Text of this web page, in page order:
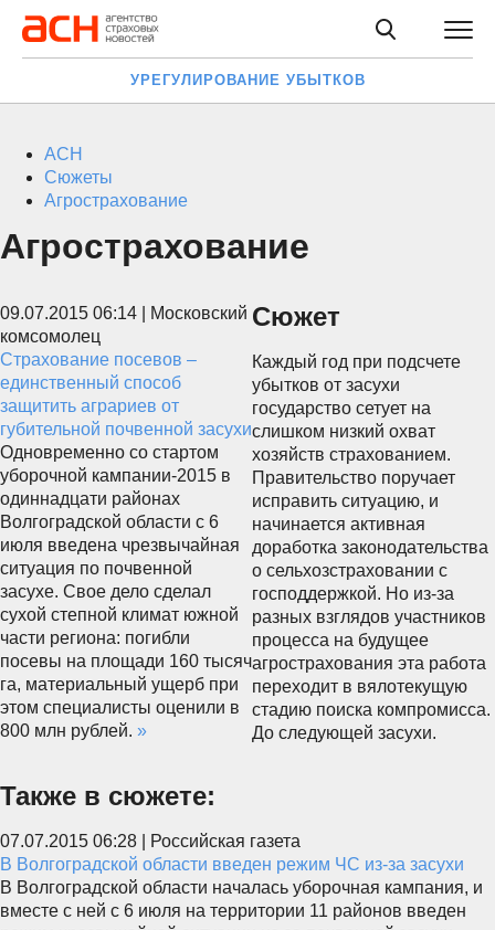
УРЕГУЛИРОВАНИЕ УБЫТКОВ
АСН
Сюжеты
Агрострахование
Агрострахование
Сюжет
Каждый год при подсчете
убытков от засухи
государство сетует на
слишком низкий охват
хозяйств страхованием.
Правительство поручает
исправить ситуацию, и
начинается активная
доработка законодательства
о сельхозстраховании с
господдержкой. Но из-за
разных взглядов участников
процесса на будущее
агрострахования эта работа
переходит в вялотекущую
стадию поиска компромисса.
До следующей засухи.
09.07.2015 06:14 | Московский
комсомолец
Страхование посевов –
единственный способ
защитить аграриев от
губительной почвенной засухи
Одновременно со стартом
уборочной кампании-2015 в
одиннадцати районах
Волгоградской области с 6
июля введена чрезвычайная
ситуация по почвенной
засухе. Свое дело сделал
сухой степной климат южной
части региона: погибли
посевы на площади 160 тысяч
га, материальный ущерб при
этом специалисты оценили в
800 млн рублей. »
Также в сюжете:
07.07.2015 06:28 | Российская газета
В Волгоградской области введен режим ЧС из-за засухи
В Волгоградской области началась уборочная кампания, и
вместе с ней с 6 июля на территории 11 районов введен